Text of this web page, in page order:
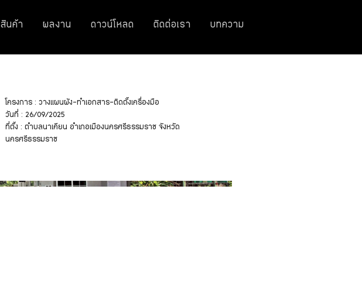
สินค้า ผลงาน ดาวน์โหลด ติดต่อเรา บทความ
โครงการ : วางแผนผัง-ทำเอกสาร-ติดตั้งเครื่องมือ
วันที่ : 26/09/2025
ที่ตั้ง : ตำบลนาเคียน อำเภอเมืองนครศรีธรรมราช จังหวัด
นครศรีธรรมราช